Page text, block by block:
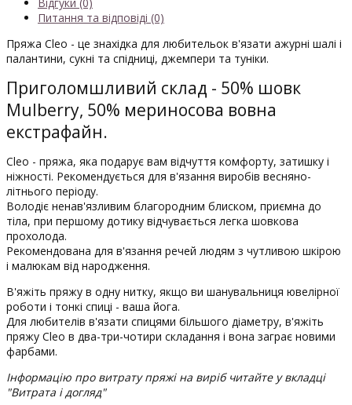
Питання та відповіді (0)
Пряжа Cleo - це знахідка для любительок в'язати ажурні шалі і
палантини, сукні та спідниці, джемпери та туніки.
Приголомшливий склад - 50% шовк
Mulberry, 50% мериносова вовна
екстрафайн.
Cleo - пряжа, яка подарує вам відчуття комфорту, затишку і
ніжності. Рекомендується для в'язання виробів весняно-
літнього періоду.
Володіє ненав'язливим благородним блиском, приємна до
тіла, при першому дотику відчувається легка шовкова
прохолода.
Рекомендована для в'язання речей людям з чутливою шкірою
і малюкам від народження.
В'яжіть пряжу в одну нитку, якщо ви шанувальниця ювелірної
роботи і тонкі спиці - ваша йога.
Для любителів в'язати спицями більшого діаметру, в'яжіть
пряжу Cleo в два-три-чотири складання і вона заграє новими
фарбами.
Інформацію про витрату пряжі на виріб читайте у вкладці
"Витрата і догляд"